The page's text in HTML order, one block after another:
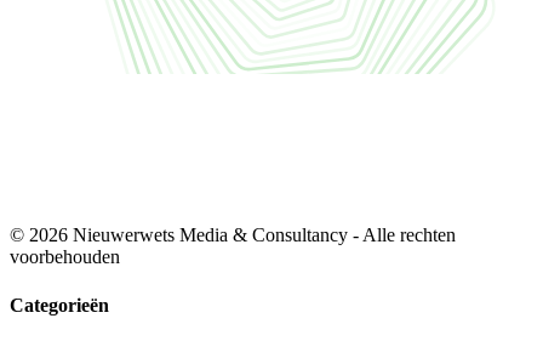
© 2026 Nieuwerwets Media & Consultancy - Alle rechten
voorbehouden
Categorieën